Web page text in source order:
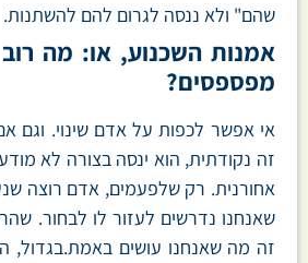
שהם" ולא ננסה לגרום להם להשתנות.
אמנות השכנוע, או: מה
מפספסים?
אי אפשר לכפות על אדם שינוי. וגם
זה נקודתית, הוא ינסה בצורה לא
אחורנית. רק שלפעמים, אדם רוצה
שאנחנו נדרשים לעזור לו לבחור.
זה מה שאנחנו עושים באמת.בגדול,